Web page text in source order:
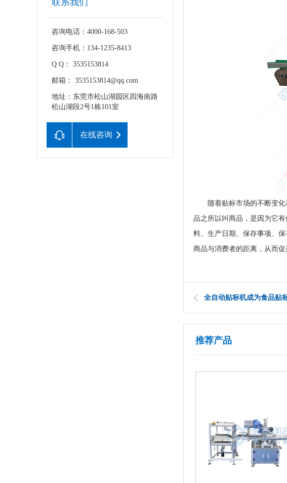
联系我们
咨询电话：4000-168-503
咨询手机：134-1235-8413
Q Q： 3535153814
邮箱： 3535153814@qq.com
地址：东莞市松山湖园区四海南路
松山湖段2号1栋101室
在线咨询
随着贴标市场的不断变化
品之所以叫商品，是因为它
料、生产日期、保存事项、
商品与消费者的距离，从而促
全自动贴标机成为食品贴
推荐产品